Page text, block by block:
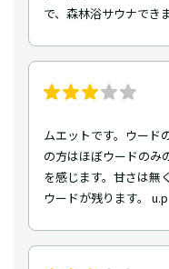
で、森林浴サウナで
ムエットです。ウード
の方はほぼウードのみ
を感じます。甘さは無
ウードが残ります。 u.p